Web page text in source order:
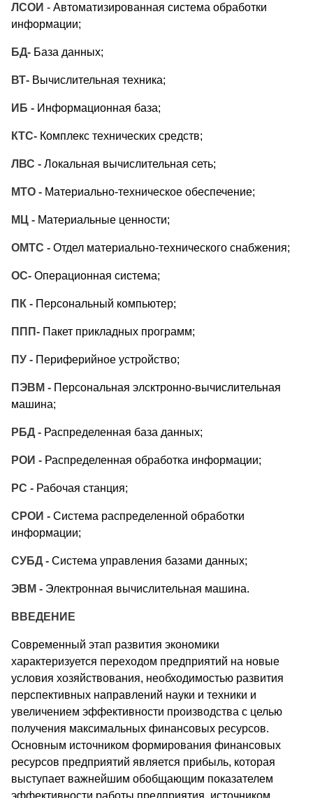
ЛСОИ - Автоматизированная система обработки
информации;
БД- База данных;
ВТ- Вычислительная техника;
ИБ - Информационная база;
КТС- Комплекс технических средств;
ЛВС - Локальная вычислительная сеть;
МТО - Материально-техническое обеспечение;
МЦ - Материальные ценности;
ОМТС - Отдел материально-технического снабжения;
ОС- Операционная система;
ПК - Персональный компьютер;
ППП- Пакет прикладных программ;
ПУ - Периферийное устройство;
ПЭВМ - Персональная элсктронно-вычислительная
машина;
РБД - Распределенная база данных;
РОИ - Распределенная обработка информации;
РС - Рабочая станция;
СРОИ - Система распределенной обработки
информации;
СУБД - Система управления базами данных;
ЭВМ - Электронная вычислительная машина.
ВВЕДЕНИЕ
Современный этап развития экономики
характеризуется переходом предприятий на новые
условия хозяйствования, необходимостью развития
перспективных направлений науки и техники и
увеличением эффективности производства с целью
получения максимальных финансовых ресурсов.
Основным источником формирования финансовых
ресурсов предприятий является прибыль, которая
выступает важнейшим обобщающим показателем
эффективности работы предприятия, источником